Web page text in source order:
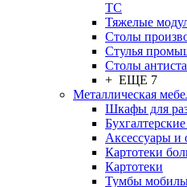
TC
Тяжелые
Столы
Стулья
Столы
+ ЕЩЕ 7
Металлическая
Шкафы для
Аксессуары и
Картотеки
Картотеки
Тумбы